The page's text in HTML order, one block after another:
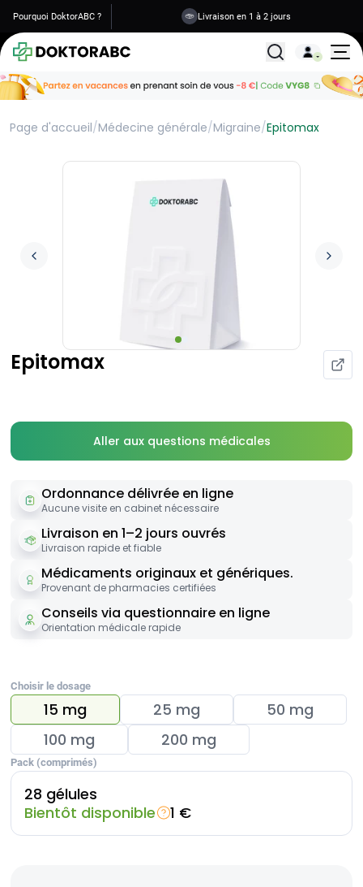
Pourquoi DoktorABC ? Livraison en 1 à 2 jours
Tous les
Page d'accueil/Médecine générale/Migraine/Epitomax
Epitomax
Aller aux questions médicales
Ordonnance délivrée en ligne
Aucune visite en cabinet nécessaire
Livraison en 1–2 jours ouvrés
Livraison rapide et fiable
Médicaments originaux et génériques.
Provenant de pharmacies certifiées
Conseils via questionnaire en ligne
Orientation médicale rapide
Choisir le dosage
15 mg 25 mg
50 mg
100 mg
200 mg
Pack (comprimés)
28 gélules
Bientôt disponible
1 €